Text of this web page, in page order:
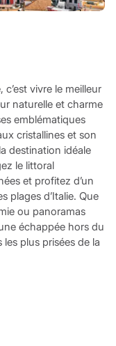
vivre le meilleur
naturelle et charme
emblématiques
cristallines et son
destination idéale
le littoral
et profitez d’un
plages d’Italie. Que
ou panoramas
échappée hors du
plus prisées de la